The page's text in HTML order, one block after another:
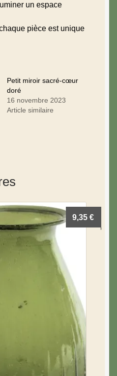
un espace
pièce est unique
Petit miroir sacré-cœur
doré
16 novembre 2023
Article similaire
9,35€